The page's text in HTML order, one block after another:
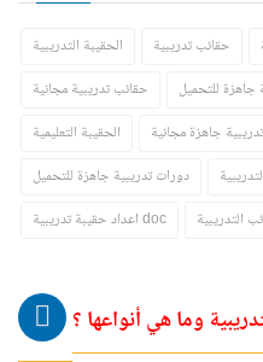
الحقيبة التدريبية حقائب تدريبية
حقائب تدريبية مجانية
جاهزة للتحميل
الحقيبة التعليمية
جاهزة مجانية
دورات تدريبية جاهزة للتحميل
اعداد حقيبة تدريبية doc
التدريبية
وما هي أنواعها ؟